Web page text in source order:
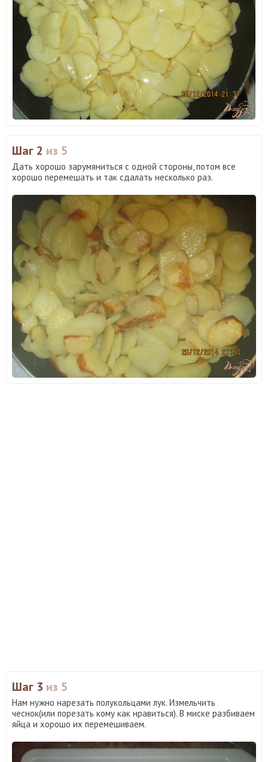
Шаг 2 из 5
Дать хорошо зарумяниться с одной стороны, потом все
хорошо перемешать и так сдалать несколько раз.
Шаг 3 из 5
Нам нужно нарезать полукольцами лук. Измельчить
чеснок(или порезать кому как нравиться). В миске разбиваем
яйца и хорошо их перемешиваем.